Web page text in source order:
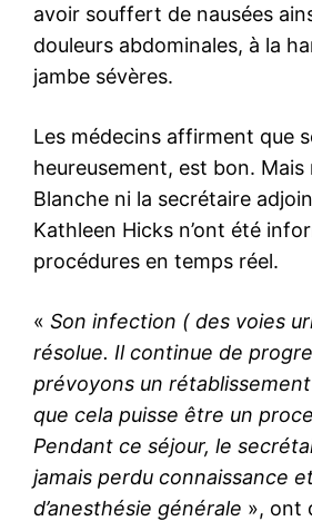
avoir souffert de nausées
douleurs abdominales, à la
jambe sévères.
Les médecins affirment que
heureusement, est bon. Mais
Blanche ni la secrétaire
Kathleen Hicks n’ont été
procédures en temps réel.
« Son infection ( des voies
résolue. Il continue de
prévoyons un
que cela puisse être un
Pendant ce séjour, le
jamais perdu connaissance
d’anesthésie générale », ont